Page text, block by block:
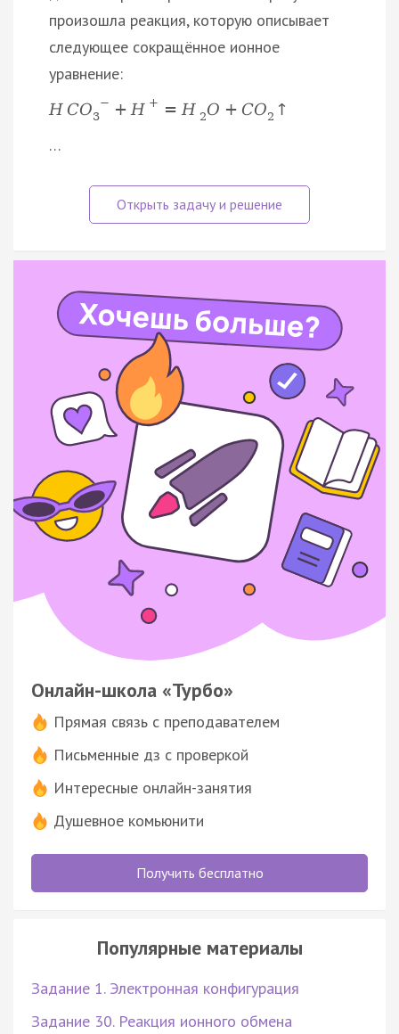
произошла реакция, которую описывает
следующее сокращённое ионное
уравнение:
H CO3
− + H + = H 2O + CO2 ↑
…
Онлайн-школа «Турбо»
Прямая связь с преподавателем
Письменные дз с проверкой
Интересные онлайн-занятия
Душевное комьюнити
Получить бесплатно
Популярные материалы
Задание 1. Электронная конфигурация
Задание 30. Реакция ионного обмена